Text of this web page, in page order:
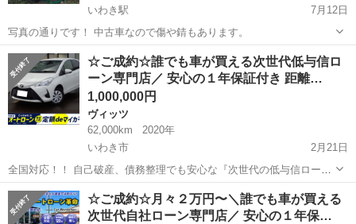
いわき駅
7月12日
写真の通りです！ 中古車なので傷や錆もあります。
福島 いわき市 いわき駅 ヴィッツ オーナー
☆ご成約☆誰でも車が買える次世代低与信ロ
ーン専門店／ 安心の１年保証付き 距離…
1,000,000円
ヴィッツ
62,000km
2020年
いわき市
2月21日
全国対応！！ 自己破産、債務整理でも安心な『次世代の低与信ロー
ン』 自動車ローン審査が不安な方も、カーメル福島本店なら独自の審
査基準で中古車や未使用から新車を分割払いで購入できます。 ☑️年間
１万件以上の...
福島 いわき市 ヴィッツ 車両
☆ご成約☆月々２万円〜＼誰でも車が買える
次世代自社ローン専門店／ 安心の１年保…